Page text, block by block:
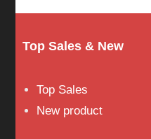
Top Sales & New
Top Sales
New product